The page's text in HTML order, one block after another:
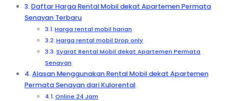
Daftar Harga Rental Mobil dekat Apartemen Permata
Senayan Terbaru
Harga rental mobil harian
Harga rental mobil Drop only
Syarat Rental Mobil dekat Apartemen Permata
Senayan
Alasan Menggunakan Rental Mobil dekat Apartemen
Permata Senayan dari Kulorental
Online 24 Jam